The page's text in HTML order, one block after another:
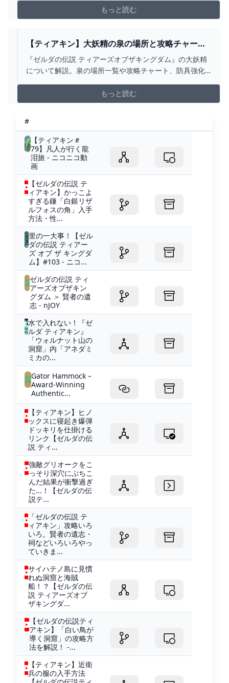
傑の服関連の動画を探索しよう。27 aug. 2023 — 新式
英傑 の 服. 【ティアキン】新式・英傑の服の強化と入手
ブザキングダム(ティアキン)
もっと読む
【ティアキン】大妖精の泉の場所と攻略チャート
｜防具強化の解放条件 ワイトのゲーム案内所
『ゼルダの伝説 ティアーズオブザキングダム』の大妖精
について解説。泉の場所一覧や攻略チャート、防具強化
もっと読む
#
【ティアキン＃
79】凡人が行く龍
泪旅 - ニコニコ動
画
【ゼルダの伝説 テ
ィアキン】かっこよ
すぎる鎌「白銀リザ
ルフォスの角」入手
方法・性...
里の一大事！【ゼル
ダの伝説 ティアー
ズ オブ ザ キングダ
ム】#103 - ニコ...
ゼルダの伝説 ティ
アーズオブザキン
グダム ＞ 賢者の遺
志 - nJOY
水で入れない！『ゼ
ルダ ティアキン』
「ウォルナット山の
洞窟」内「アネダミ
ミカの...
Gator Hammock –
Award-Winning
Authentic...
【ティアキン】ヒノ
ックスに寝起き爆弾
ドッキリを仕掛ける
リンク【ゼルダの伝
説 ティ...
強敵グリオークをこ
っそり深穴にぶちこ
んだ結果が衝撃過ぎ
た...！【ゼルダの伝
説テ...
「ゼルダの伝説 テ
ィアキン」攻略いろ
いろ。賢者の遺志・
祠などいろいろやっ
ていきま...
サイハテノ島に見慣
れぬ洞窟と海賊
船！？【ゼルダの伝
説 ティアーズオブ
ザキングダ...
【ゼルダの伝説ティ
アキン】「白い鳥が
導く洞窟」の攻略方
法を解説！ -...
【ティアキン】近衛
兵の服の入手方法